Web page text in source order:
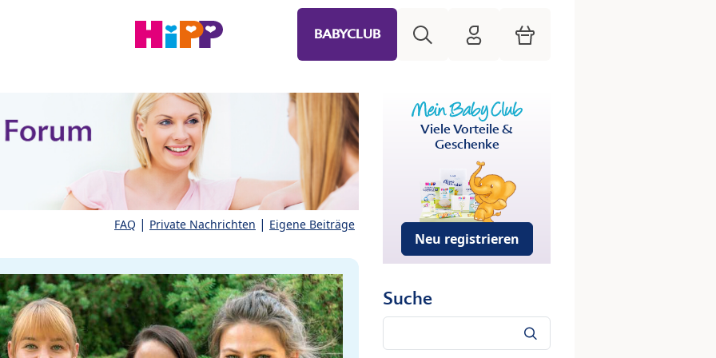
BABYCLUB HiPP Mein Babyclub
Warenkorb
FAQ | Private Nachrichten | Eigene Beiträge
Viele Vorteile &
Geschenke
Neu registrieren
Suche